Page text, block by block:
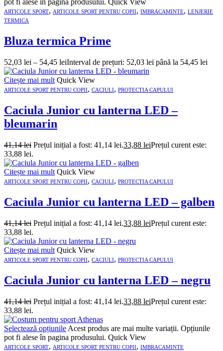
pot fi alese în pagina produsului. Quick View
ARTICOLE SPORT, ARTICOLE SPORT PENTRU COPII, IMBRACAMINTE, LENJERIE
TERMICA
Bluza termica Prime
52,03 lei – 54,45 leiInterval de prețuri: 52,03 lei până la 54,45 lei
Citește mai mult Quick View
ARTICOLE SPORT PENTRU COPII, CACIULI, PROTECTIA CAPULUI
Caciula Junior cu lanterna LED –
bleumarin
41,14lei Prețul inițial a fost: 41,14 lei.33,88 leiPrețul curent este:
33,88 lei.
Citește mai mult Quick View
ARTICOLE SPORT PENTRU COPII, CACIULI, PROTECTIA CAPULUI
Caciula Junior cu lanterna LED – galben
41,14lei Prețul inițial a fost: 41,14 lei.33,88 leiPrețul curent este:
33,88 lei.
Citește mai mult Quick View
ARTICOLE SPORT PENTRU COPII, CACIULI, PROTECTIA CAPULUI
Caciula Junior cu lanterna LED – negru
41,14lei Prețul inițial a fost: 41,14 lei.33,88 leiPrețul curent este:
33,88 lei.
Selectează opțiunile Acest produs are mai multe variații. Opțiunile
pot fi alese în pagina produsului. Quick View
ARTICOLE SPORT, ARTICOLE SPORT PENTRU COPII, IMBRACAMINTE